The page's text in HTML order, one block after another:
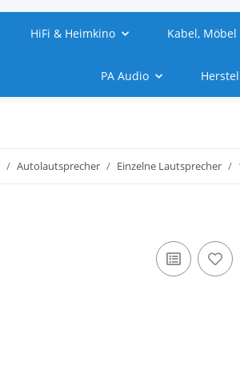
HiFi & Heimkino Kabel,
PA Audio
Autolautsprecher Einzelne Lautsprecher